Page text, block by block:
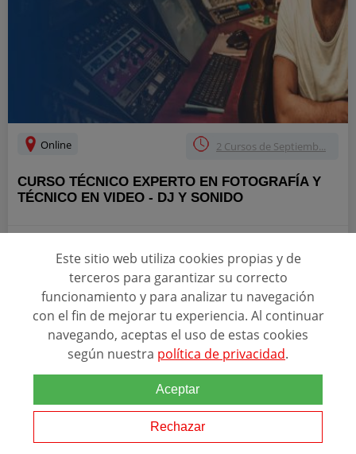
Online 2 Cursos de Septiemb...
CURSO TÉCNICO EXPERTO EN FOTOGRAFÍA Y
TÉCNICO EN VIDEO - DJ Y SONIDO
Prepárate para ser ayudante desonido en televisión, microfonista
de cine y vídeo, en conciertos musicales o espectáculos escénicos.
Además de ser experto en Fotografía. Si te interesa la Fotografía de
Moda, Arquitectura,...
Ver programa
SOLICITAR INFORMACIÓN
Este sitio web utiliza cookies propias y de
terceros para garantizar su correcto
funcionamiento y para analizar tu navegación
con el fin de mejorar tu experiencia. Al continuar
navegando, aceptas el uso de estas cookies
según nuestra política de privacidad.
Aceptar
Rechazar